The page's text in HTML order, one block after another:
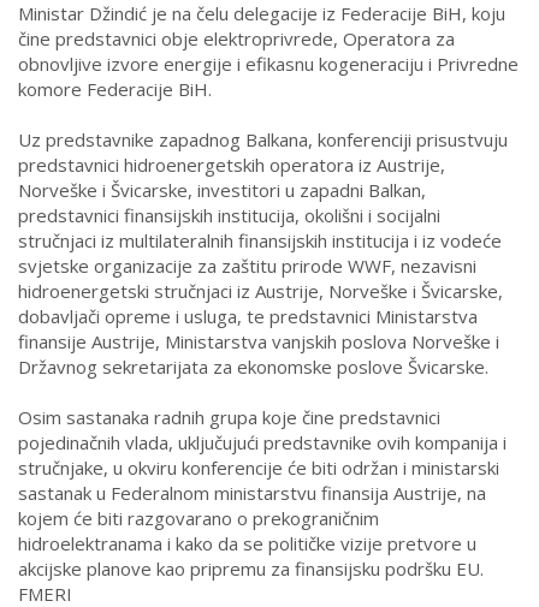
Ministar Džindić je na čelu delegacije iz Federacije BiH, koju
čine predstavnici obje elektroprivrede, Operatora za
obnovljive izvore energije i efikasnu kogeneraciju i Privredne
komore Federacije BiH.
Uz predstavnike zapadnog Balkana, konferenciji prisustvuju
predstavnici hidroenergetskih operatora iz Austrije,
Norveške i Švicarske, investitori u zapadni Balkan,
predstavnici finansijskih institucija, okolišni i socijalni
stručnjaci iz multilateralnih finansijskih institucija i iz vodeće
svjetske organizacije za zaštitu prirode WWF, nezavisni
hidroenergetski stručnjaci iz Austrije, Norveške i Švicarske,
dobavljači opreme i usluga, te predstavnici Ministarstva
finansije Austrije, Ministarstva vanjskih poslova Norveške i
Državnog sekretarijata za ekonomske poslove Švicarske.
Osim sastanaka radnih grupa koje čine predstavnici
pojedinačnih vlada, uključujući predstavnike ovih kompanija i
stručnjake, u okviru konferencije će biti održan i ministarski
sastanak u Federalnom ministarstvu finansija Austrije, na
kojem će biti razgovarano o prekograničnim
hidroelektranama i kako da se političke vizije pretvore u
akcijske planove kao pripremu za finansijsku podršku EU.
FMERI